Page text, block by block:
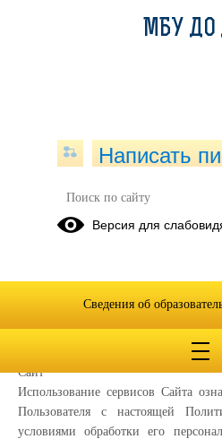
Политика
юношеская спортивная школа»
(далее – Администрация Сайта)
Сайт
Использование сервисов Сайта
Пользователя с настоящей
условиями обработки его
МБУ
Написать
Версия для
Сведения об